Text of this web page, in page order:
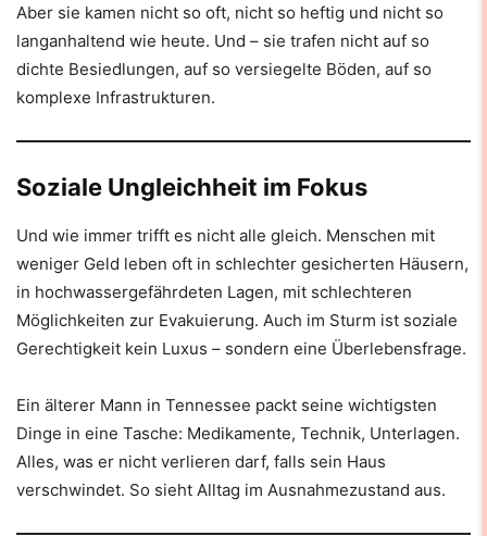
Aber sie kamen nicht so oft, nicht so heftig und nicht so
langanhaltend wie heute. Und – sie trafen nicht auf so
dichte Besiedlungen, auf so versiegelte Böden, auf so
komplexe Infrastrukturen.
Soziale Ungleichheit im Fokus
Und wie immer trifft es nicht alle gleich. Menschen mit
weniger Geld leben oft in schlechter gesicherten Häusern,
in hochwassergefährdeten Lagen, mit schlechteren
Möglichkeiten zur Evakuierung. Auch im Sturm ist soziale
Gerechtigkeit kein Luxus – sondern eine Überlebensfrage.
Ein älterer Mann in Tennessee packt seine wichtigsten
Dinge in eine Tasche: Medikamente, Technik, Unterlagen.
Alles, was er nicht verlieren darf, falls sein Haus
verschwindet. So sieht Alltag im Ausnahmezustand aus.